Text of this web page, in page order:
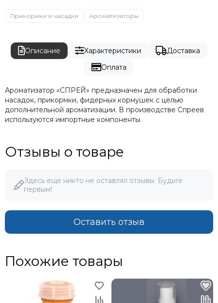
Прикормки и насадки Ароматизаторы
Описание Характеристики
Доставка
Оплата
Ароматизатор «СПРЕЙ» предназначен для обработки
насадок, прикормки, фидерных кормушек с целью
дополнительной ароматизации. В производстве Спреев
используются импортные компоненты.
Отзывы о товаре
Здесь еще никто не оставлял отзывы. Будьте
первым!
Оставить отзыв
Похожие товары